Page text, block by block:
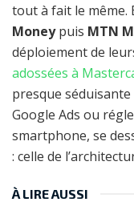
tout à fait le même.
Moneypuis MTN
déploiement de
adossées à
presque
Google Ads ou
smartphone, se
: celle de
À LIRE AUSSI